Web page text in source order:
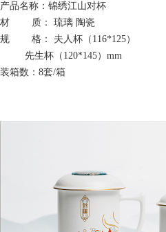
产品名称：锦绣江山对杯
材 质： 琉璃 陶瓷
规 格： 夫人杯（116*125）
先生杯（120*145）mm
装箱数：8套/箱